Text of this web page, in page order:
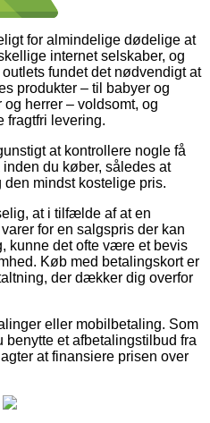
for almindelige dødelige at
internet selskaber, og
fundet det nødvendigt at
produkter – til babyer og
herrer – voldsomt, og
fragtfri levering.
at kontrollere nogle få
du køber, således at
den mindst kostelige pris.
at i tilfælde af at en
for en salgspris der kan
kunne det ofte være et bevis
Køb med betalingskort er
der dækker dig overfor
eller mobilbetaling. Som
et afbetalingstilbud fra
at finansiere prisen over